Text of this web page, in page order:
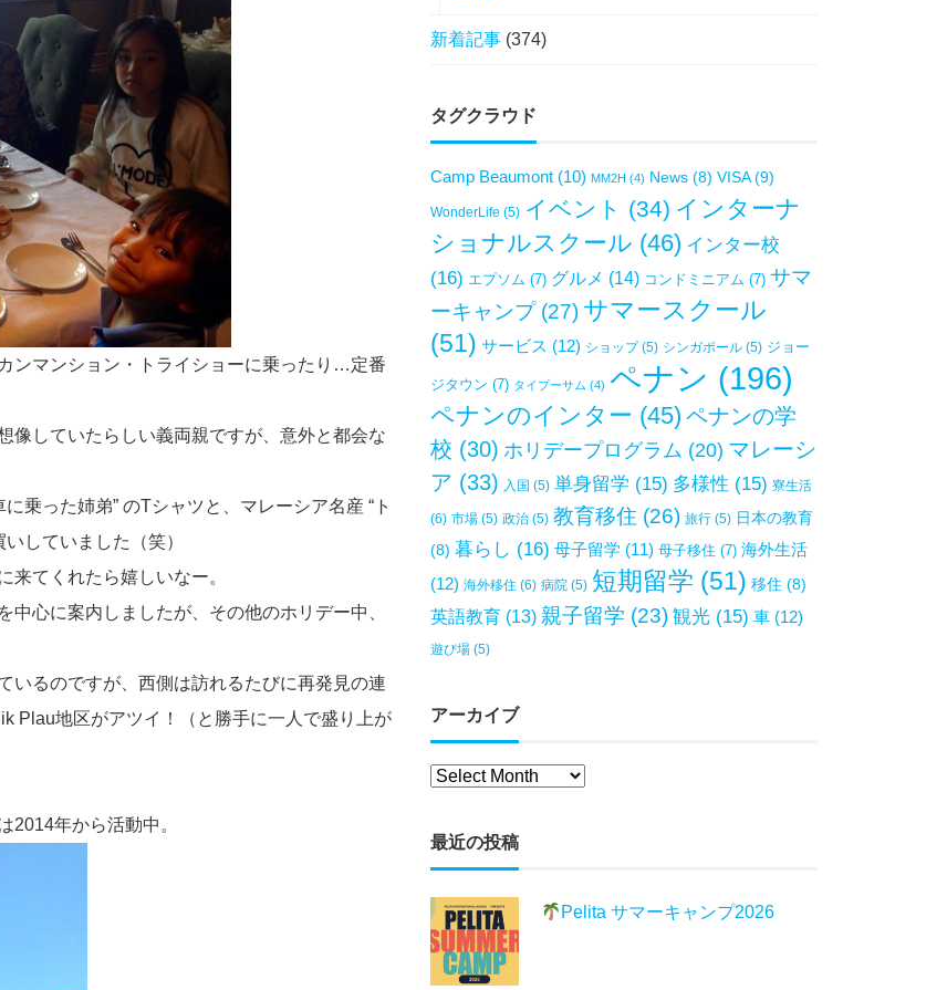
ンマンション・トライショーに乗ったり…定番
像していたらしい義両親ですが、意外と都会な
乗った姉弟” のTシャツと、マレーシア名産 “ト
していました（笑）
来てくれたら嬉しいなー。
心に案内しましたが、その他のホリデー中、
いるのですが、西側は訪れるたびに再発見の連
Plau地区がアツイ！（と勝手に一人で盛り上が
2014年から活動中。
新着記事 (374)
タグクラウド
Camp Beaumont (10) MM2H (4) News (8) VISA(9)
WonderLife (5) イベント (34) インターナ
ショナルスクール (46) インター校
(16) エプソム (7) グルメ (14) コンドミニアム (7) サマ
ーキャンプ(27) サマースクール
(51) サービス (12) ショップ(5) シンガポール (5) ジョー
ジタウン (7) タイプーサム (4) ペナン (196)
ペナンのインター (45) ペナンの学
校 (30) ホリデープログラム (20) マレーシ
ア (33) 入国 (5) 単身留学 (15) 多様性 (15) 寮生活
(6) 市場 (5) 政治 (5) 教育移住 (26) 旅行 (5) 日本の教育
(8) 暮らし (16) 母子留学 (11) 母子移住 (7) 海外生活
(12) 海外移住 (6) 病院 (5) 短期留学 (51) 移住 (8)
英語教育 (13) 親子留学 (23) 観光 (15) 車 (12)
遊び場 (5)
アーカイブ
最近の投稿
Pelita サマーキャンプ2026